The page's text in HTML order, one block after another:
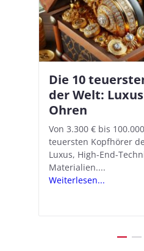
Die 10
der Welt:
Ohren
Von 3.300 € bis
teuersten Kopfhörer
Luxus, High-End-
Materialien....
Weiterlesen...
Apple AirPods
18.1: So richtet
Hörgeräte-
Mit iOS 18.1 und den
verwandelt Apple
in kostengünstige
Schritten...
Weiterlesen...